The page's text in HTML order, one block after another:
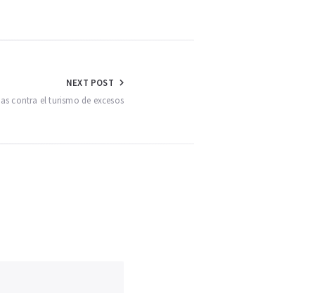
NEXT POST
contra el turismo de excesos